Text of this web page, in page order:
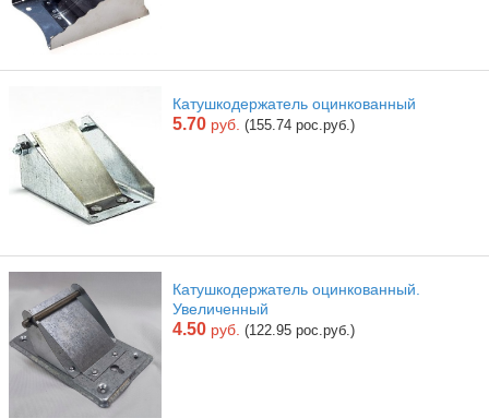
Катушкодержатель оцинкованный
5.70 руб. (155.74 рос.руб.)
Катушкодержатель оцинкованный.
Увеличенный
4.50 руб. (122.95 рос.руб.)